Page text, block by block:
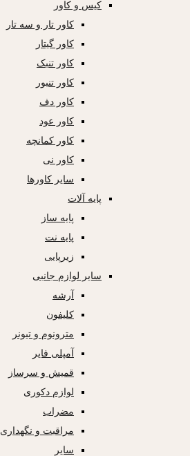
کیس و کاور
کاور تار و سه تار
کاور گیتار
کاور تنبک
کاور تنبور
کاور دف
کاور عود
کاور کمانچه
کاور نی
سایر کاورها
پایه آلات
پایه ساز
پایه نت
زیرپایی
سایر لوازم جانبی
آرشه
کلیفون
مترونوم و تیونر
آمپلی فایر
قمیش و سرساز
لوازم دکوری
مضراب
مراقبت و نگهداری
سایر